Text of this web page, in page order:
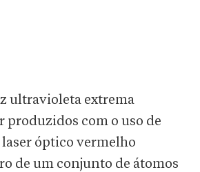
ultravioleta extrema
produzidos com o uso de
óptico vermelho
de um conjunto de átomos